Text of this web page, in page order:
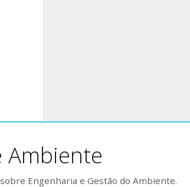
Engenharia e Gestão do Ambiente.